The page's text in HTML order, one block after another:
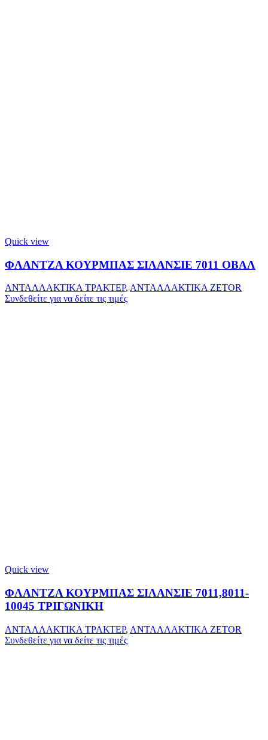
Quick view
ΦΛΑΝΤΖΑ ΚΟΥΡΜΠΑΣ ΣΙΛΑΝΣΙΕ 7011 ΟΒΑΛ
ΑΝΤΑΛΛΑΚΤΙΚΑ ΤΡΑΚΤΕΡ, ΑΝΤΑΛΛΑΚΤΙΚΑ ZETOR
Συνδεθείτε για να δείτε τις τιμές
Quick view
ΦΛΑΝΤΖΑ ΚΟΥΡΜΠΑΣ ΣΙΛΑΝΣΙΕ 7011,8011-
10045 ΤΡΙΓΩΝΙΚΗ
ΑΝΤΑΛΛΑΚΤΙΚΑ ΤΡΑΚΤΕΡ, ΑΝΤΑΛΛΑΚΤΙΚΑ ZETOR
Συνδεθείτε για να δείτε τις τιμές